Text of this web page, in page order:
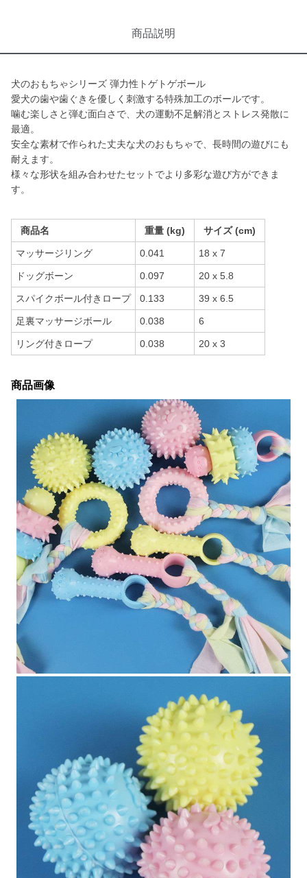
商品説明
犬のおもちゃシリーズ 弾力性トゲトゲボール
愛犬の歯や歯ぐきを優しく刺激する特殊加工のボールです。
噛む楽しさと弾む面白さで、犬の運動不足解消とストレス発散に
最適。
安全な素材で作られた丈夫な犬のおもちゃで、長時間の遊びにも
耐えます。
様々な形状を組み合わせたセットでより多彩な遊び方ができま
す。
商品名 重量 (kg) サイズ (cm)
マッサージリング 0.041 18 x 7
ドッグボーン 0.097 20 x 5.8
スパイクボール付きロープ 0.133 39 x 6.5
足裏マッサージボール 0.038 6
リング付きロープ 0.038 20 x 3
商品画像